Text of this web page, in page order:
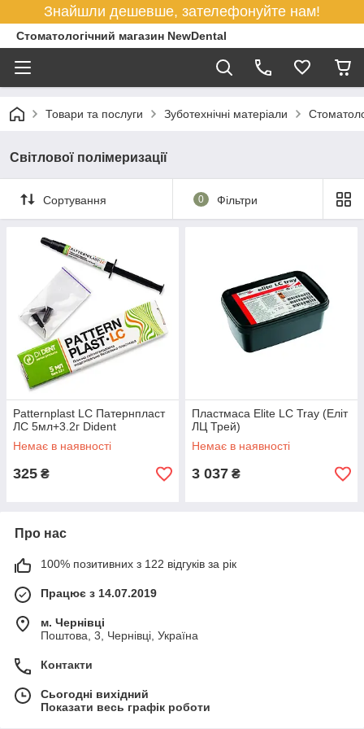
Знайшли дешевше, зателефонуйте нам!
Стоматологічний магазин NewDental
Товари та послуги Зуботехнічні матеріали
Світлової полімеризації
Сортування 0 Фільтри
Patternplast LC Патернпласт
ЛС 5мл+3.2г Dident
Немає в наявності
325 ₴
Пластмаса Elite LC Tray (Еліт
ЛЦ Трей)
Немає в наявності
3 037 ₴
Про нас
100% позитивних з 122 відгуків за рік
Працює з 14.07.2019
м. Чернівці
Поштова, 3, Чернівці, Україна
Контакти
Сьогодні вихідний
Показати весь графік роботи